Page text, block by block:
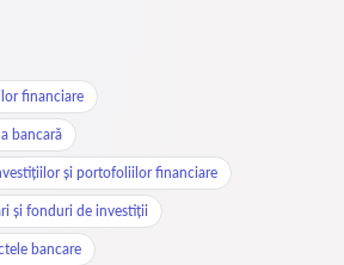
financiare
bancară
și portofoliilor financiare
și fonduri de investiții
bancare